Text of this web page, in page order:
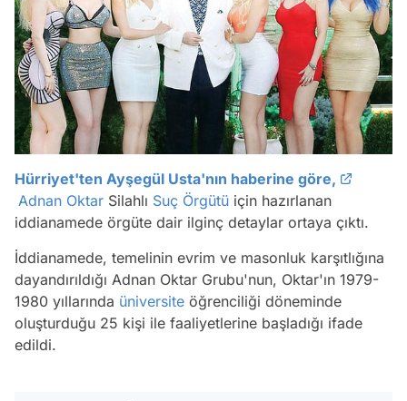
Hürriyet'ten Ayşegül Usta'nın haberine göre,
Adnan Oktar Silahlı Suç Örgütü için hazırlanan
iddianamede örgüte dair ilginç detaylar ortaya çıktı.
İddianamede, temelinin evrim ve masonluk karşıtlığına
dayandırıldığı Adnan Oktar Grubu'nun, Oktar'ın 1979-
1980 yıllarında üniversite öğrenciliği döneminde
oluşturduğu 25 kişi ile faaliyetlerine başladığı ifade
edildi.